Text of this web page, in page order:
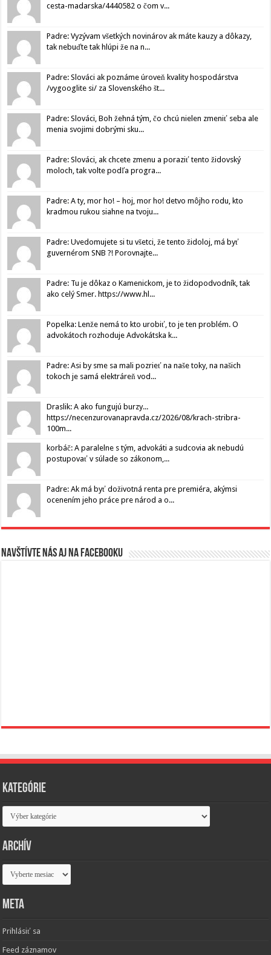
cesta-madarska/4440582 o čom v...
Padre: Vyzývam všetkých novinárov ak máte kauzy a dôkazy,
tak nebuďte tak hlúpi že na n...
Padre: Slováci ak poznáme úroveň kvality hospodárstva
/vygooglite si/ za Slovenského št...
Padre: Slováci, Boh žehná tým, čo chcú nielen zmeniť seba ale
menia svojimi dobrými sku...
Padre: Slováci, ak chcete zmenu a poraziť tento židovský
moloch, tak volte podľa progra...
Padre: A ty, mor ho! – hoj, mor ho! detvo môjho rodu, kto
kradmou rukou siahne na tvoju...
Padre: Uvedomujete si tu všetci, že tento židoloj, má byť
guvernérom SNB ?! Porovnajte...
Padre: Tu je dôkaz o Kamenickom, je to židopodvodník, tak
ako celý Smer. https://www.hl...
Popelka: Lenže nemá to kto urobiť, to je ten problém. O
advokátoch rozhoduje Advokátska k...
Padre: Asi by sme sa mali pozrieť na naše toky, na našich
tokoch je samá elektráreň vod...
Draslik: A ako fungujú burzy...
https://necenzurovanapravda.cz/2026/08/krach-stribra-
100m...
korbáč: A paralelne s tým, advokáti a sudcovia ak nebudú
postupovať v súlade so zákonom,...
Padre: Ak má byť doživotná renta pre premiéra, akýmsi
ocenením jeho práce pre národ a o...
Navštívte nás aj na Facebooku
Kategórie
Kategórie
Archív
Archív
Meta
Prihlásiť sa
Feed záznamov